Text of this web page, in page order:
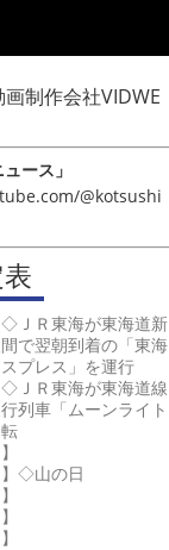
画制作会社VIDWE
ース」
@kotsushi
ＪＲ東海が東海道新
で翌朝到着の「東海
プレス」を運行
ＪＲ東海が東海道線
列車「ムーンライト
◇山の日